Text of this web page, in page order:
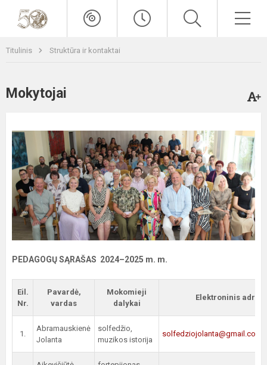
Titulinis Struktūra ir kontaktai
Mokytojai
PEDAGOGŲ SĄRAŠAS 2024–2025 m. m.
Eil.
Nr.
Pavardė,
vardas
Mokomieji
dalykai
Elektroninis
1.
Abramauskienė
Jolanta
solfedžio,
muzikos istorija
solfedziojolanta@gmail.com